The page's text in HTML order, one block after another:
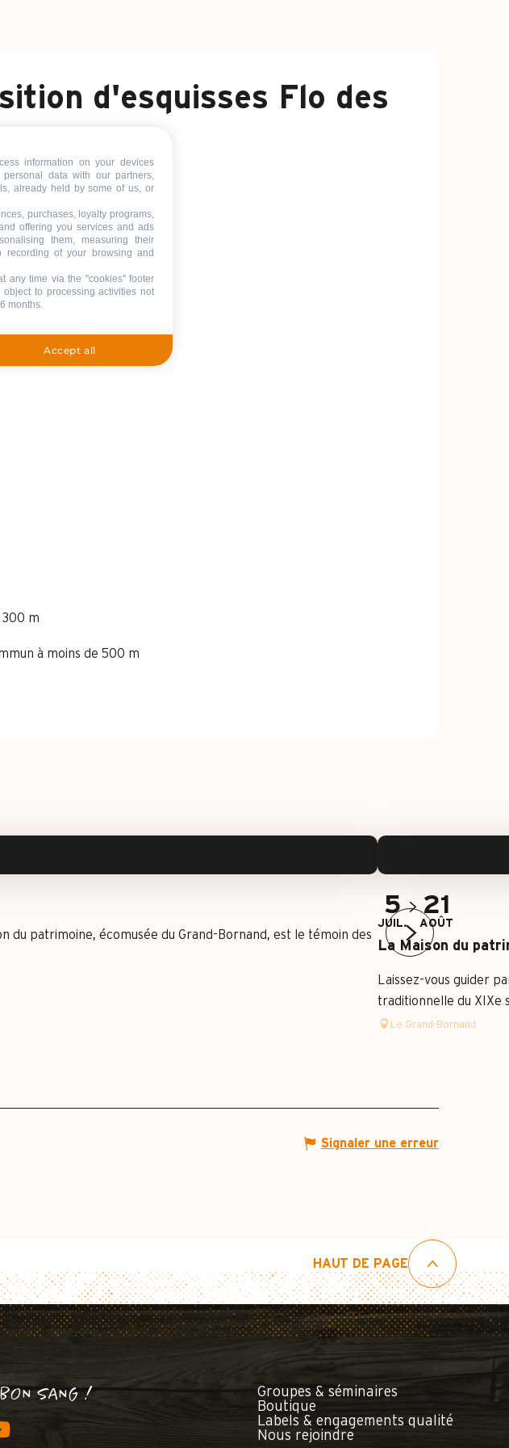
d'esquisses Flo des
rendre
m
à moins de 500 m
du patrimoine, écomusée du Grand-Bornand, est le témoin des
5
JUIL.
21
AOÛT
La Maison du
Laissez-vous guider
traditionnelle du XIXe
Le Grand-Bornand
Signaler une erreur
HAUT DE PAGE
SANG !
Groupes & séminaires
Boutique
Labels & engagements qualité
Nous rejoindre
information on your devices
data with our partners,
already held by some of us, or
purchases, loyalty programs,
offering you services and ads
them, measuring their
recording of your browsing and
any time via the "cookies" footer
to processing activities not
months.
Accept all